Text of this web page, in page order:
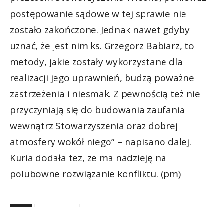
postępowanie sądowe w tej sprawie nie
zostało zakończone. Jednak nawet gdyby
uznać, że jest nim ks. Grzegorz Babiarz, to
metody, jakie zostały wykorzystane dla
realizacji jego uprawnień, budzą poważne
zastrzeżenia i niesmak. Z pewnością też nie
przyczyniają się do budowania zaufania
wewnątrz Stowarzyszenia oraz dobrej
atmosfery wokół niego” – napisano dalej.
Kuria dodała też, że ma nadzieję na
polubowne rozwiązanie konfliktu. (pm)